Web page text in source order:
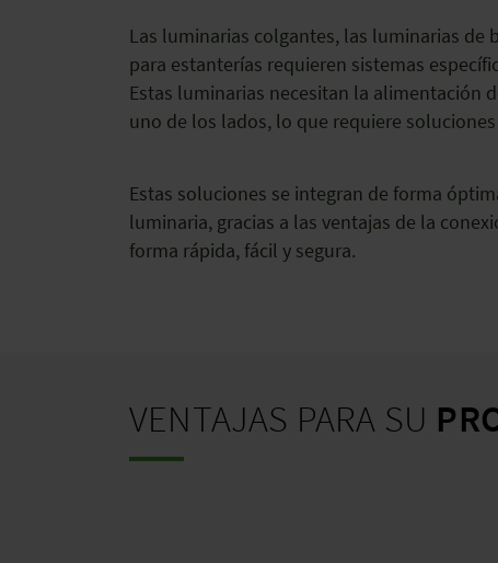
Las luminarias colgantes, las luminarias de
para estanterías requieren sistemas
Estas luminarias necesitan la alimentación
uno de los lados, lo que requiere
Estas soluciones se integran de forma
luminaria, gracias a las ventajas de la
forma rápida, fácil y segura.
VENTAJAS PARA SU